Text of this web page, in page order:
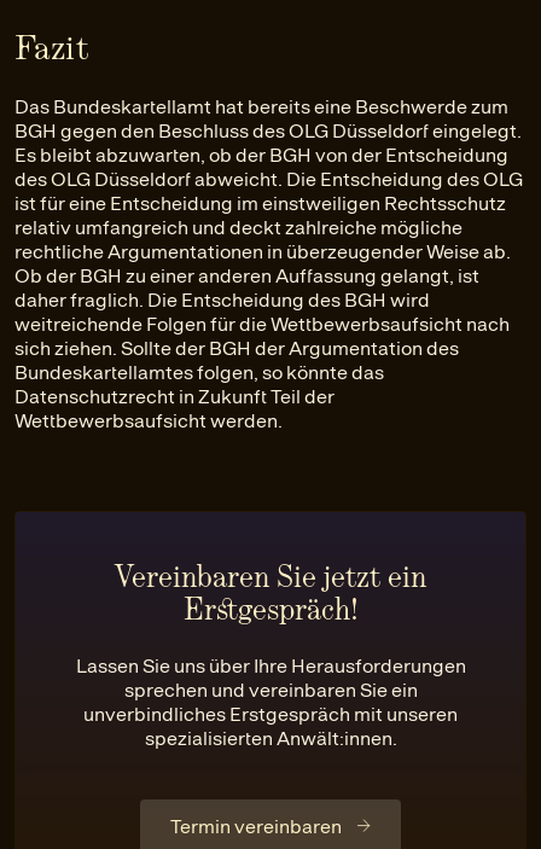
Fazit
Das Bundeskartellamt hat bereits eine Beschwerde zum
BGH gegen den Beschluss des OLG Düsseldorf eingelegt.
Es bleibt abzuwarten, ob der BGH von der Entscheidung
des OLG Düsseldorf abweicht. Die Entscheidung des OLG
ist für eine Entscheidung im einstweiligen Rechtsschutz
relativ umfangreich und deckt zahlreiche mögliche
rechtliche Argumentationen in überzeugender Weise ab.
Ob der BGH zu einer anderen Auffassung gelangt, ist
daher fraglich. Die Entscheidung des BGH wird
weitreichende Folgen für die Wettbewerbsaufsicht nach
sich ziehen. Sollte der BGH der Argumentation des
Bundeskartellamtes folgen, so könnte das
Datenschutzrecht in Zukunft Teil der
Wettbewerbsaufsicht werden.
Vereinbaren Sie jetzt ein
Erstgespräch!
Lassen Sie uns über Ihre Herausforderungen
sprechen und vereinbaren Sie ein
unverbindliches Erstgespräch mit unseren
spezialisierten Anwält:innen.
Termin vereinbaren